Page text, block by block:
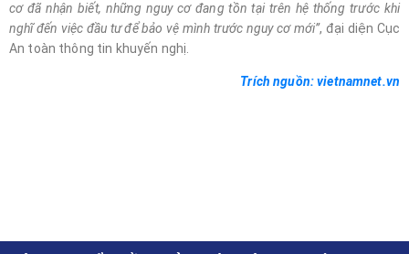
cơ đã nhận biết, những nguy cơ đang tồn tại trên hệ thống trước khi
nghĩ đến việc đầu tư để bảo vệ mình trước nguy cơ mới”, đại diện Cục
An toàn thông tin khuyến nghị.
Trích nguồn: vietnamnet.vn